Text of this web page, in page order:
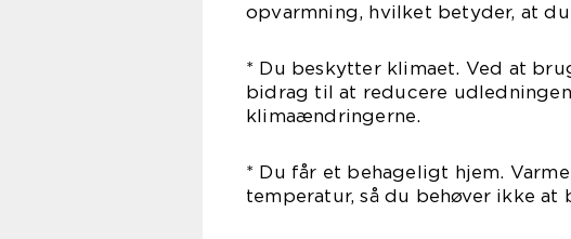
opvarmning, hvilket betyder, at
* Du beskytter klimaet. Ved at
bidrag til at reducere
klimaændringerne.
* Du får et behageligt hjem.
temperatur, så du behøver ikke